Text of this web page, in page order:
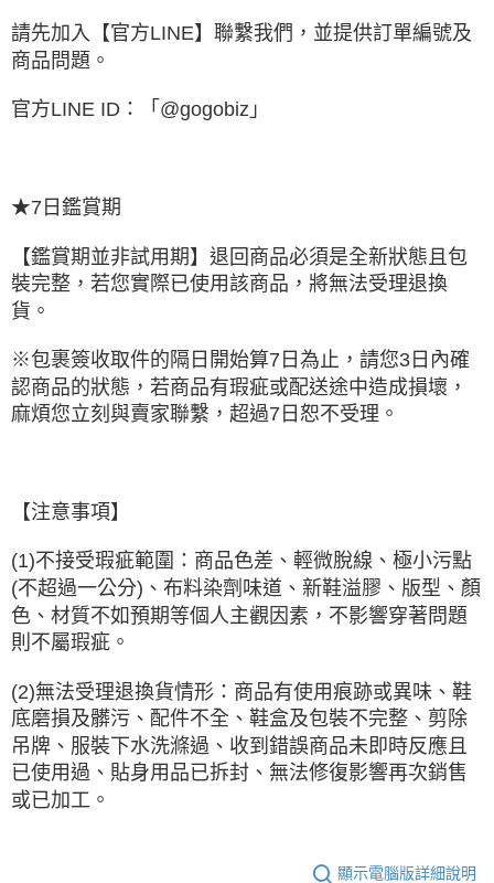
請先加入【官方LINE】聯繫我們，並提供訂單編號及
商品問題。
官方LINE ID：「@gogobiz」
★7日鑑賞期
【鑑賞期並非試用期】退回商品必須是全新狀態且包
裝完整，若您實際已使用該商品，將無法受理退換
貨。
※包裹簽收取件的隔日開始算7日為止，請您3日內確
認商品的狀態，若商品有瑕疵或配送途中造成損壞，
麻煩您立刻與賣家聯繫，超過7日恕不受理。
【注意事項】
(1)不接受瑕疵範圍：商品色差、輕微脫線、極小污點
(不超過一公分)、布料染劑味道、新鞋溢膠、版型、顏
色、材質不如預期等個人主觀因素，不影響穿著問題
則不屬瑕疵。
(2)無法受理退換貨情形：商品有使用痕跡或異味、鞋
底磨損及髒污、配件不全、鞋盒及包裝不完整、剪除
吊牌、服裝下水洗滌過、收到錯誤商品未即時反應且
已使用過、貼身用品已拆封、無法修復影響再次銷售
或已加工。
顯示電腦版詳細說明